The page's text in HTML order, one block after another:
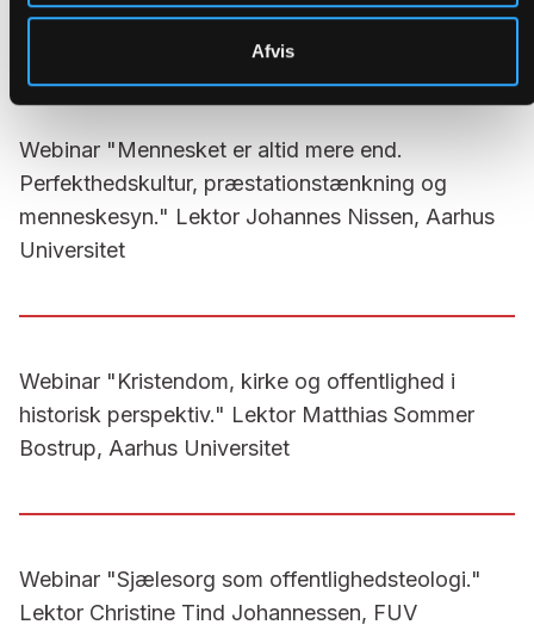
Afvis
Mickey Gjerris og lektor Søren Holst
Webinar "Mennesket er altid mere end.
Perfekthedskultur, præstationstænkning og
menneskesyn." Lektor Johannes Nissen, Aarhus
Universitet
Webinar "Kristendom, kirke og offentlighed i
historisk perspektiv." Lektor Matthias Sommer
Bostrup, Aarhus Universitet
Webinar "Sjælesorg som offentlighedsteologi."
Lektor Christine Tind Johannessen, FUV